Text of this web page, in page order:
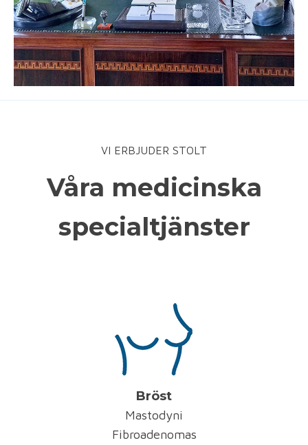
VI ERBJUDER STOLT
Våra medicinska
specialtjänster
Bröst
Mastodyni
Fibroadenomas